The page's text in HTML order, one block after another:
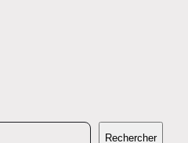
Rechercher